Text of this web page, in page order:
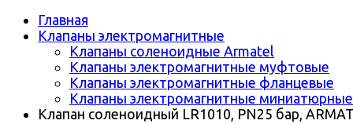
Главная
Клапаны электромагнитные
Клапаны соленоидные Armatel
Клапаны электромагнитные муфтовые
Клапаны электромагнитные фланцевые
Клапаны электромагнитные миниатюрные
Клапан соленоидный LR1010, PN25 бар,